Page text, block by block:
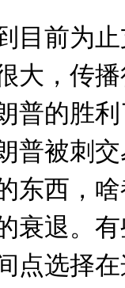
目前为
大，传
普的胜
普被刺
东西，
衰退。
点选择